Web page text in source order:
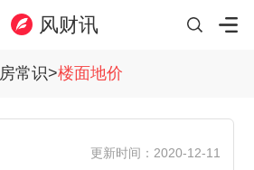
风财讯
常识>楼面地价
更新时间：2020-12-11